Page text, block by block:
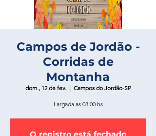
Campos de Jordão -
Corridas de
Montanha
dom., 12 de fev.
  |
Campos do Jordão-SP
Largada as 08:00 hs